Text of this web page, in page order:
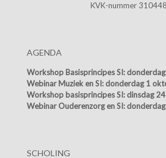
KVK-nummer
AGENDA
Workshop Basisprincipes SI:
Webinar Muziek en SI: donderdag 1
Workshop basisprincipes SI: dinsdag
Webinar Ouderenzorg en SI:
SCHOLING